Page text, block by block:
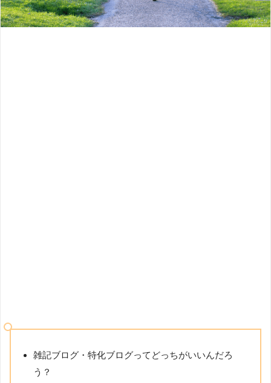
雑記ブログ・特化ブログってどっちがいいんだろ
う？